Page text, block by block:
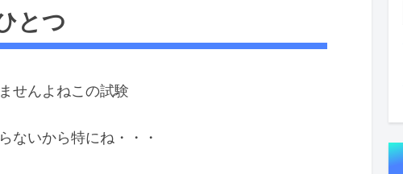
とつ
せんよねこの試験
ないから特にね・・・